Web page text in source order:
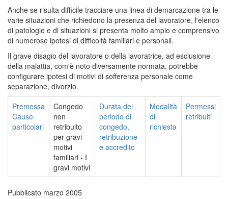
Anche se risulta difficile tracciare una linea di demarcazione tra le
varie situazioni che richiedono la presenza del lavoratore, l'elenco
di patologie e di situazioni si presenta molto ampio e comprensivo
di numerose ipotesi di difficoltà familiari e personali.
Il grave disagio del lavoratore o della lavoratrice, ad esclusione
della malattia, com'è noto diversamente normata, potrebbe
configurare ipotesi di motivi di sofferenza personale come
separazione, divorzio.
Premessa
Cause
particolari
Congedo
non
retribuito
per gravi
motivi
familiari - I
gravi motivi
Durata del
periodo di
congedo,
retribuzione
e accredito
Modalità
di
richiesta
Permessi
retribuiti
Pubblicato marzo 2005